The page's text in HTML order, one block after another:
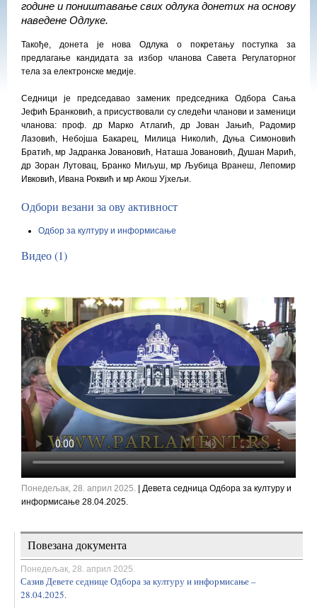
године и поништавање свих одлука донетих на основу
наведене Oдлуке.
Такође, донета је нова Одлука о покретању поступка за
предлагање кандидата за избор чланова Савета Регулаторног
тела за електронске медије.
Седници је председавао заменик председника Одбора Сања
Јефић Бранковић, а присуствовали су следећи чланови и заменици
чланова: проф. др Марко Атлагић, др Јован Јањић, Радомир
Лазовић, Небојша Бакарец, Милица Николић, Дуња Симоновић
Братић, мр Јадранка Јовановић, Наташа Јовановић, Душан Марић,
др Зоран Лутовац, Бранко Миљуш, мр Љубица Вранеш, Лепомир
Ивковић, Ивана Роквић и мр Акош Ујхељи.
Одбори везани за ову активност
Одбор за културу и информисање
Видео (1)
Понедељак, 28. април 2025.
| Девета седница Одбора за културу и
информисање 28.04.2025.
Повезана документа
Понедељак, 28. април 2025.
Сазив Девете седнице Одбора за културу и информисање –
28.04.2025.